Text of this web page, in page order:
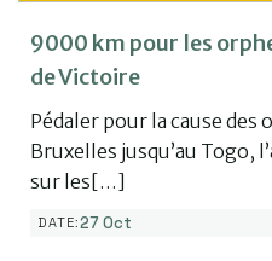
9000 km pour les
de Victoire
Pédaler pour la cause
Bruxelles jusqu’au Togo,
sur les[…]
DATE:27 Oct